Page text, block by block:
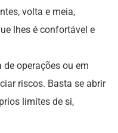
volta e meia,
lhes é confortável e
operações ou em
riscos. Basta se abrir
limites de si,